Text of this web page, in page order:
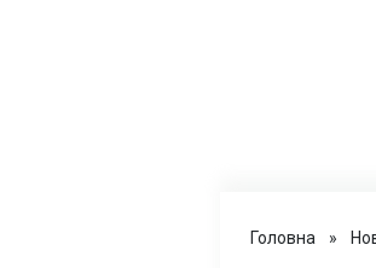
Головна »